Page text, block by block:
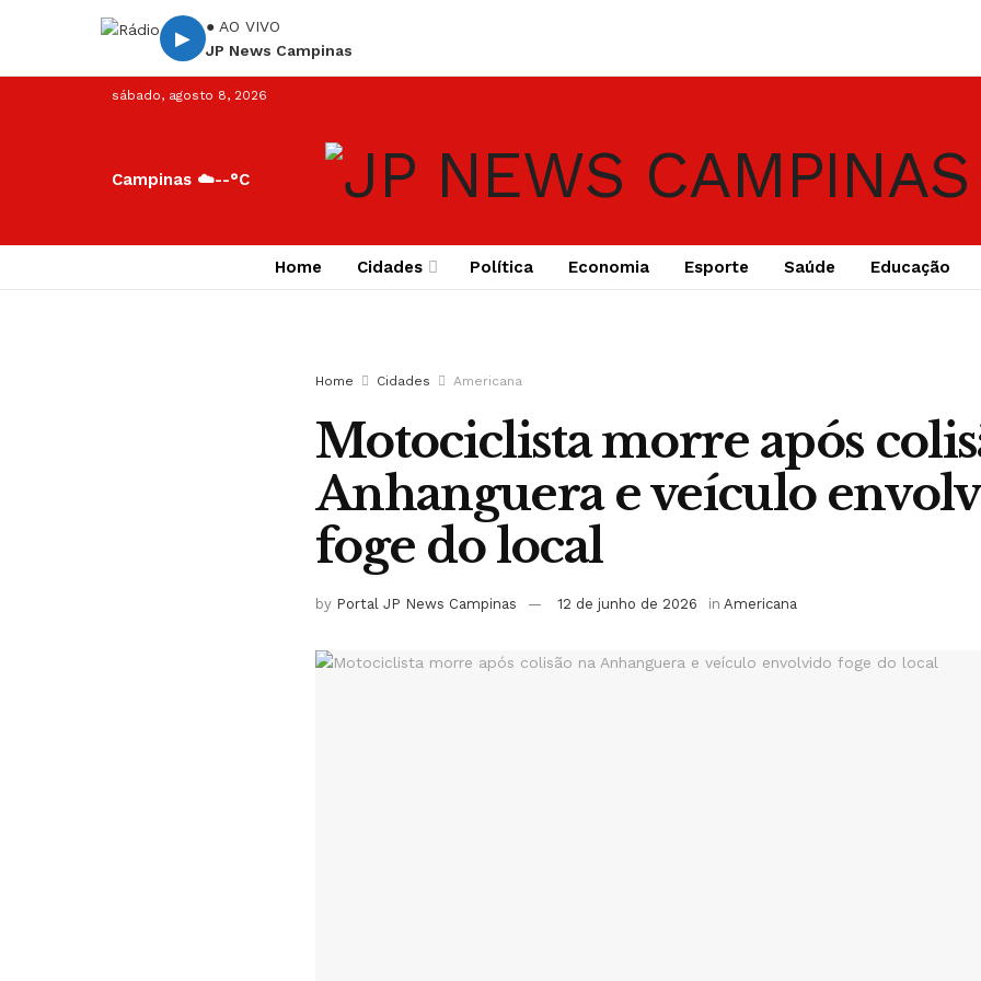
▶
● AO VIVO
JP News Campinas
sábado, agosto 8, 2026
Campinas ☁️--°C
Home Cidades Política Economia Esporte Saúde Educação
Home Cidades Americana
Motociclista morre após
Anhanguera e veículo
foge do local
by Portal JP News Campinas 12 de junho de 2026 in Americana